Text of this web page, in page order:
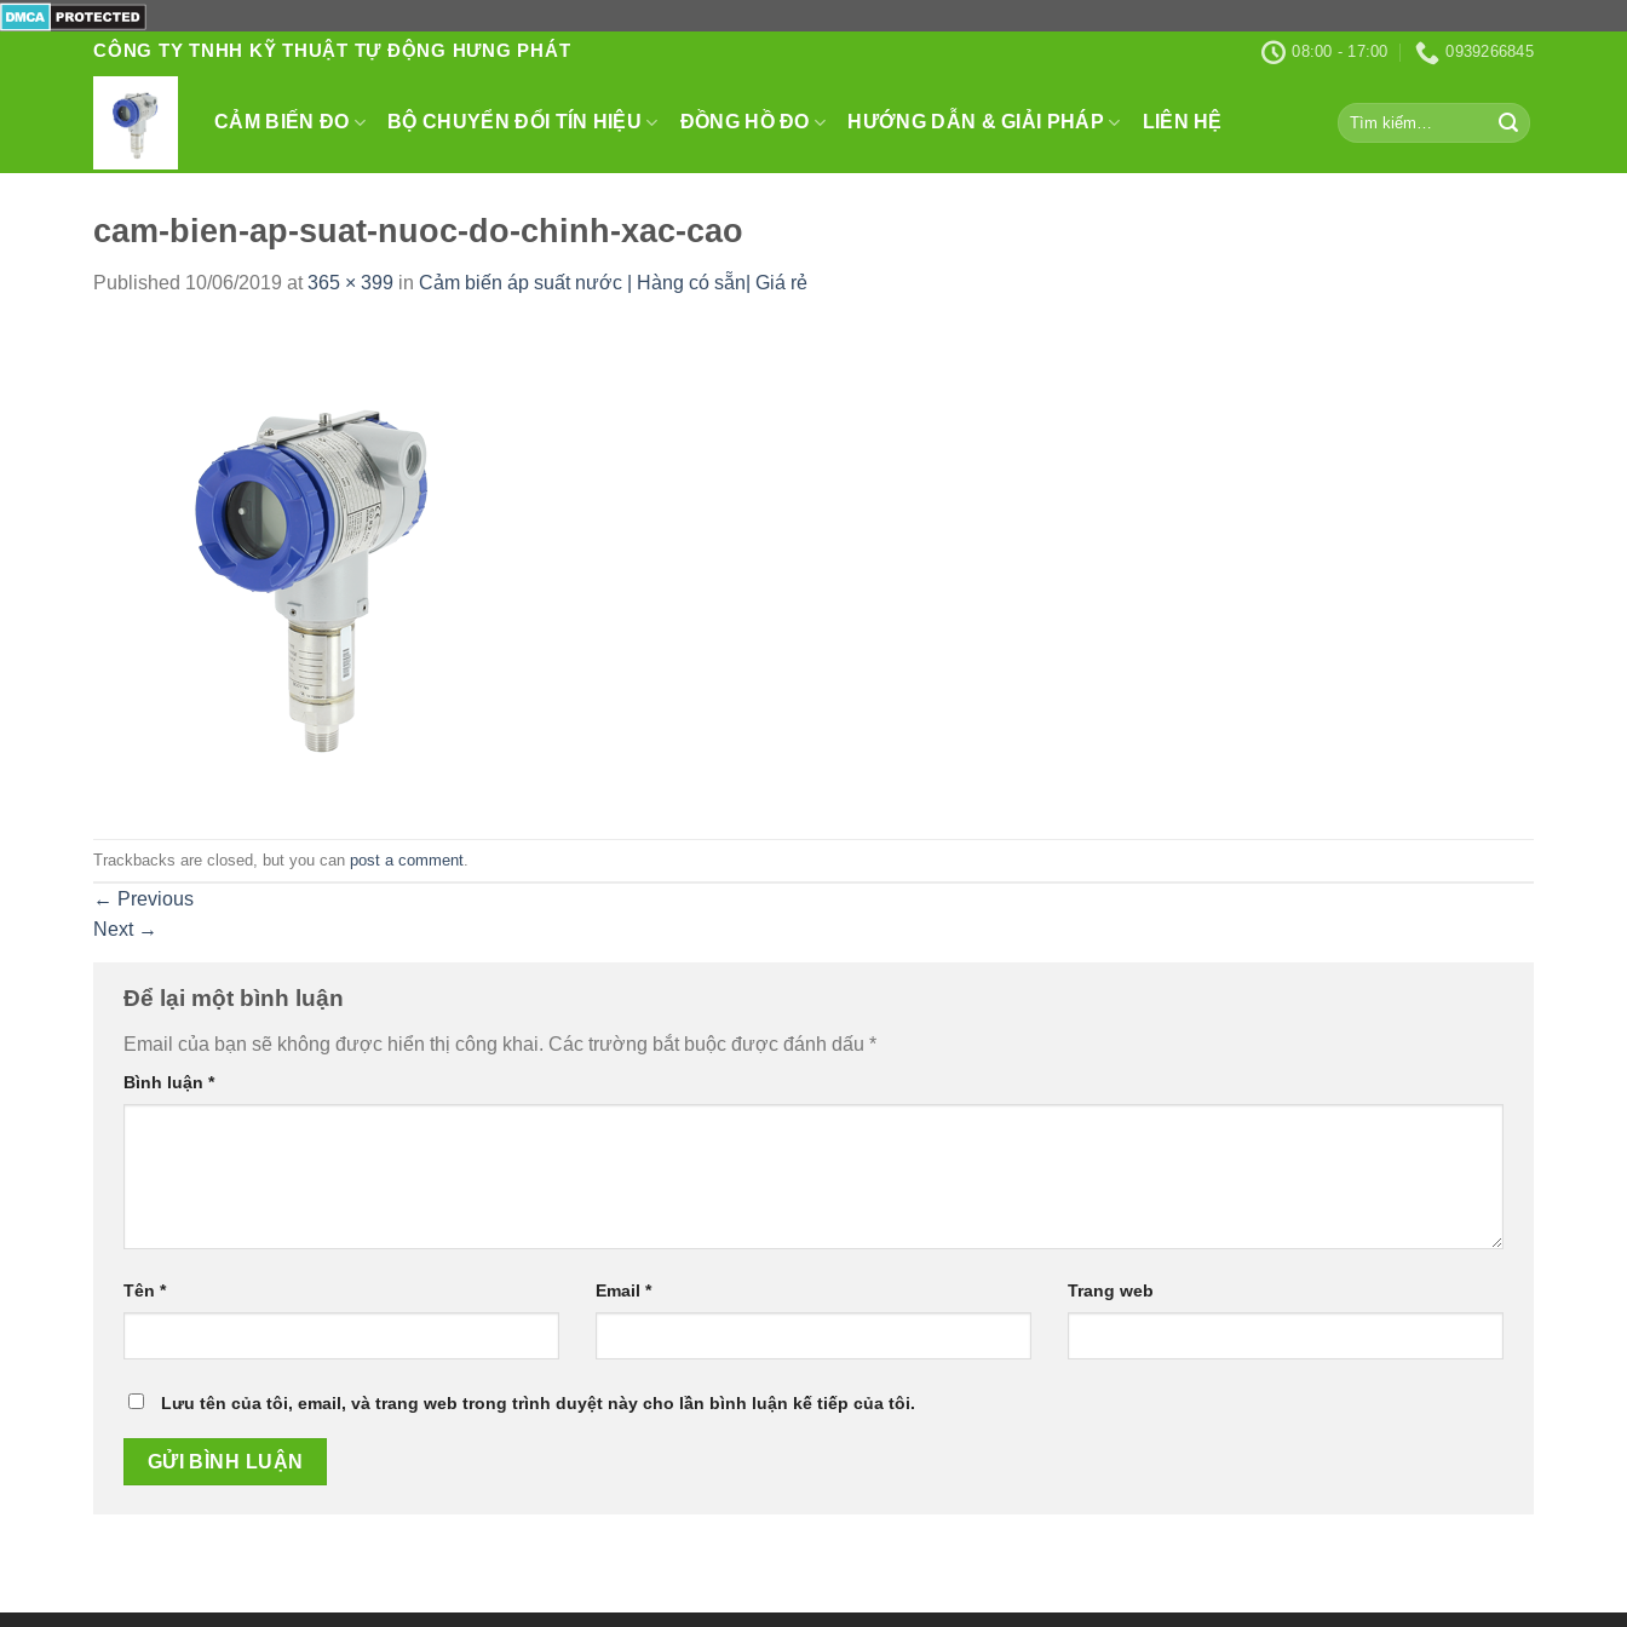
to
content
CÔNG TY TNHH KỸ THUẬT TỰ ĐỘNG HƯNG PHÁT 08:00 - 17:00 0939266845
CẢM BIẾN ĐO BỘ CHUYỂN ĐỔI TÍN HIỆU ĐỒNG HỒ ĐO HƯỚNG DẪN & GIẢI PHÁP LIÊN HỆ
Tìm
kiếm:
cam-bien-ap-suat-nuoc-do-chinh-xac-cao
Published 10/06/2019 at365 × 399 in Cảm biến áp suất nước | Hàng có sẵn| Giá rẻ
Trackbacks are closed, but you can post a comment
← Previous
Next →
Để lại một bình luận
Email của bạn sẽ không được hiển thị công khai. Các trường bắt buộc được đánh dấu *
Bình luận *
Tên * Email * Trang web
Lưu tên của tôi, email, và trang web trong trình duyệt này cho lần bình luận kế tiếp của tôi.